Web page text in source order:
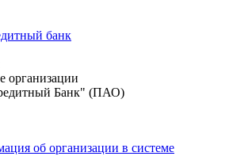
банк
организации
Банк" (ПАО)
об организации в системе